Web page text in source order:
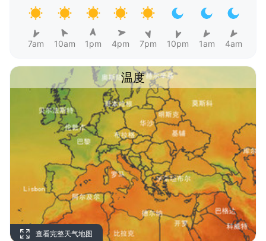
7am 10am 1pm 4pm 7pm 10pm 1am 4am
温度
查看完整天气地图